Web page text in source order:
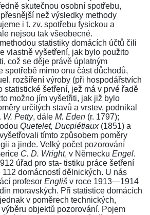
skutečnou osobní spotřebu,
než výsledky methody
i t. zv. spotřebu fysickou a
nejsou tak všeobecné.
statistiky domácích účtů čili
vlastně vyšetření, jak bylo použito
což se děje právě úplatným
spotřebě mimo onu část důchodů,
rozšíření výroby (při hospodářstvích
statistické šetření, jež má v prvé řadě
možno jím vyšetřiti, jak již bylo
určitých stavů a vrstev, podnikal
W. Petty, dále M. Eden (r. 1797);
Quetelet, Ducpiétiaux(1851) a
tímto způsobem poměry
a jinde. Velký počet pozorování
C. D. Wright, v Německu Engel.
úřad pro sta- tistiku práce šetření
domácností dělnických. U nás
profesor Engliš v roce 1913—1914
moravských. Při statistice domácích
v poměrech technických,
objektů pozorování. Pojem